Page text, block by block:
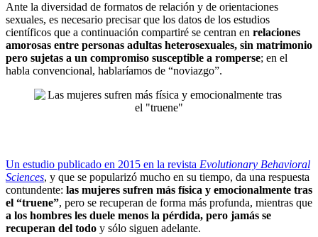
Ante la diversidad de formatos de relación y de orientaciones
sexuales, es necesario precisar que los datos de los estudios
científicos que a continuación compartiré se centran en relaciones
amorosas entre personas adultas heterosexuales, sin matrimonio
pero sujetas a un compromiso susceptible a romperse; en el
habla convencional, hablaríamos de “noviazgo”.
Un estudio publicado en 2015 en la revista Evolutionary Behavioral
Sciences, y que se popularizó mucho en su tiempo, da una respuesta
contundente: las mujeres sufren más física y emocionalmente tras
el “truene”, pero se recuperan de forma más profunda, mientras que
a los hombres les duele menos la pérdida, pero jamás se
recuperan del todo y sólo siguen adelante.